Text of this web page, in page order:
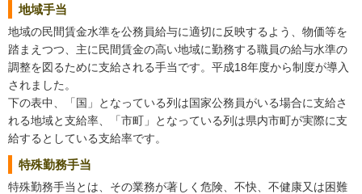
地域手当
地域の民間賃金水準を公務員給与に適切に反映するよう、物価等を
踏まえつつ、主に民間賃金の高い地域に勤務する職員の給与水準の
調整を図るために支給される手当です。平成18年度から制度が導入
されました。
下の表中、「国」となっている列は国家公務員がいる場合に支給さ
れる地域と支給率、「市町」となっている列は県内市町が実際に支
給するとしている支給率です。
特殊勤務手当
特殊勤務手当とは、その業務が著しく危険、不快、不健康又は困難